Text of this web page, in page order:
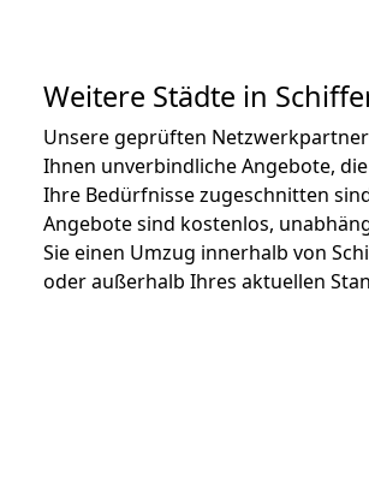
Weitere Städte in
Unsere geprüften
Ihnen unverbindliche Angebote,
Ihre Bedürfnisse zugeschnitten
Angebote sind kostenlos,
Sie einen Umzug innerhalb von
oder außerhalb Ihres aktuellen